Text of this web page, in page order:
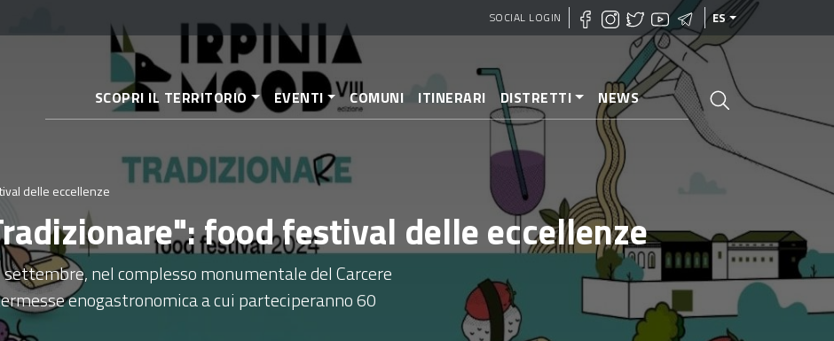
al
contenido
principal
SOCIAL LOGIN ES
SCOPRI IL TERRITORIO EVENTI COMUNI ITINERARI DISTRETTI NEWS
delle eccellenze
food festival delle eccellenze
nel complesso monumentale del Carcere
enogastronomica a cui parteciperanno 60